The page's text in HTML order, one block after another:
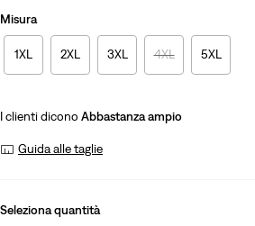
Misura
1XL 2XL 3XL 4XL 5XL
I clienti dicono Abbastanza ampio
Guida alle taglie
Seleziona quantità